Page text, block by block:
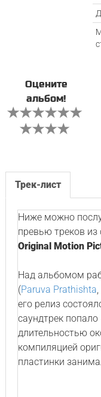
Оцените
альбом!
Трек-лист
Ниже можно
превью треков из
Original Motion
Над альбомом
(Paruva Prathishta,
его релиз
саундтрек
длительностью
компиляцией
пластинки